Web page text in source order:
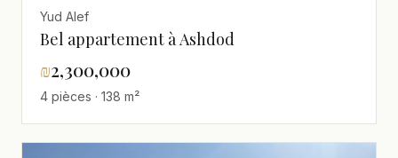
Yud Alef
Bel appartement à Ashdod
₪2,300,000
4 pièces · 138 m²